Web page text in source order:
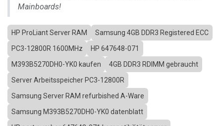
Mainboards!
HP ProLiant Server RAM
Samsung 4GB DDR3 Registered ECC
PC3-12800R 1600MHz
HP 647648-071
M393B5270DH0-YK0 kaufen
4GB DDR3 RDIMM gebraucht
Server Arbeitsspeicher PC3-12800R
Samsung Server RAM refurbished A-Ware
Samsung M393B5270DH0-YK0 datenblatt